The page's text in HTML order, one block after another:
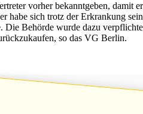
vorher bekanntgeben, damit
sich trotz der Erkrankung
Behörde wurde dazu
so das VG Berlin.